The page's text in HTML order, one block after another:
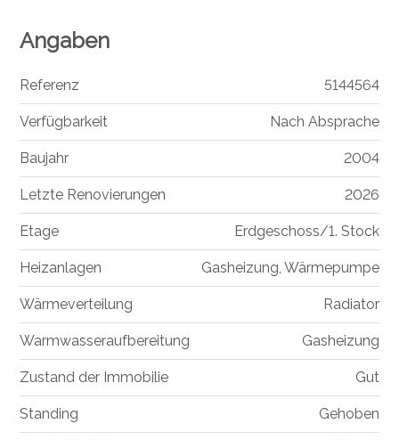
Angaben
Referenz 5144564
Verfügbarkeit Nach Absprache
Baujahr 2004
Letzte Renovierungen 2026
Etage Erdgeschoss/1. Stock
Heizanlagen Gasheizung, Wärmepumpe
Wärmeverteilung Radiator
Warmwasseraufbereitung Gasheizung
Zustand der Immobilie Gut
Standing Gehoben